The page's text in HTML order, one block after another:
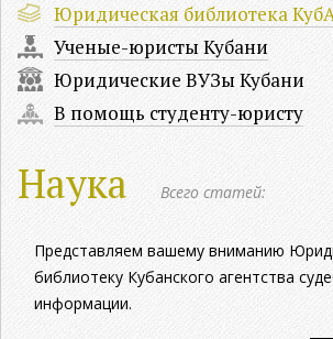
Юридическая библиотека
Ученые-юристы Кубани
Юридические ВУЗы Кубани
В помощь студенту-юристу
Наука Всего статей:
Представляем вашему вниманию
библиотеку Кубанского агентства
информации.